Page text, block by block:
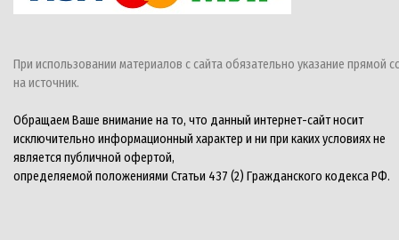
При использовании материалов с сайта обязательно указание прямой
на источник.
Обращаем Ваше внимание на то, что данный интернет-сайт носит
исключительно информационный характер и ни при каких условиях не
является публичной офертой,
определяемой положениями Статьи 437 (2) Гражданского кодекса РФ.